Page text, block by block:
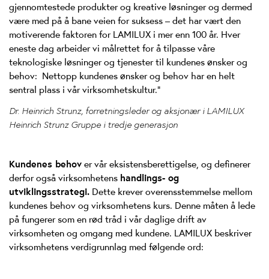
gjennomtestede produkter og kreative løsninger og dermed
være med på å bane veien for suksess – det har vært den
motiverende faktoren for LAMILUX i mer enn 100 år. Hver
eneste dag arbeider vi målrettet for å tilpasse våre
teknologiske løsninger og tjenester til kundenes ønsker og
behov: Nettopp kundenes ønsker og behov har en helt
sentral plass i vår virksomhetskultur."
Dr. Heinrich Strunz, forretningsleder og aksjonær i LAMILUX
Heinrich Strunz Gruppe i tredje generasjon
Kundenes behov er vår eksistensberettigelse, og definerer
derfor også virksomhetens handlings- og
utviklingsstrategi. Dette krever overensstemmelse mellom
kundenes behov og virksomhetens kurs. Denne måten å lede
på fungerer som en rød tråd i vår daglige drift av
virksomheten og omgang med kundene. LAMILUX beskriver
virksomhetens verdigrunnlag med følgende ord: